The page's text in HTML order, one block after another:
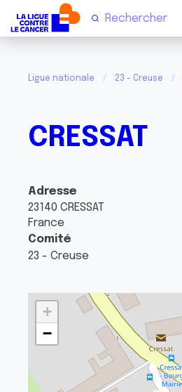
Ligue nationale 23 - Creuse
CRESSAT
Adresse
23140 CRESSAT
France
Comité
23 - Creuse
+
−